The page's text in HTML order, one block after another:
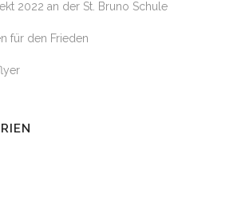
2022 an der St. Bruno Schule
für den Frieden